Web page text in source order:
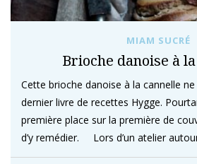
MIAM SUCRÉ
Brioche danoise à
Cette brioche danoise à la cannelle
dernier livre de recettes Hygge.
première place sur la première de
d’y remédier. Lors d’un atelier